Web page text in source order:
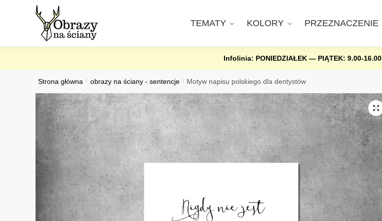
TEMATY KOLORY PRZEZNACZENIE
Infolinia: PONIEDZIAŁEK — PIĄTEK: 9.00-16.00
Strona główna / obrazy na ściany - sentencje / Motyw napisu polskiego dla dentystów